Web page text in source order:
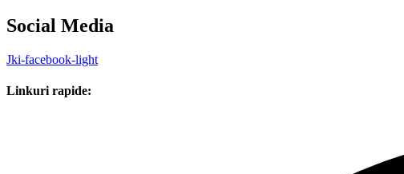
Social Media
Jki-facebook-light
Linkuri rapide: